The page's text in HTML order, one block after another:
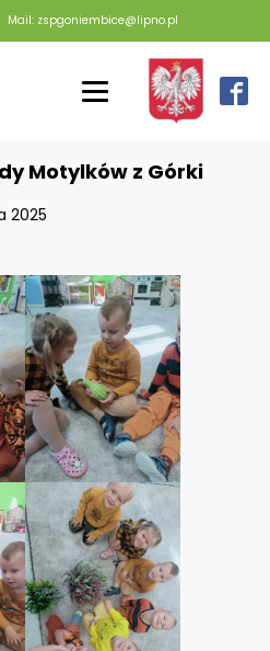
Mail: zspgoniembice@lipno.pl
Motylków z Górki
2025